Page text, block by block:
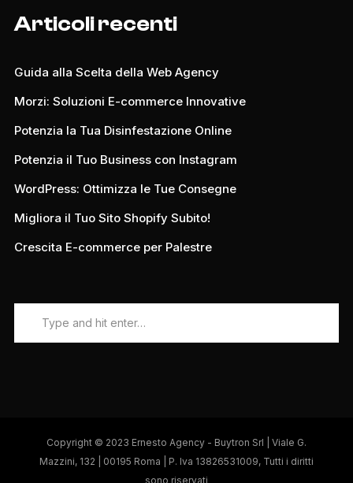
Articoli recenti
Guida alla Scelta della Web Agency
Morzi: Soluzioni E-commerce Innovative
Potenzia la Tua Disinfestazione Online
Potenzia il Tuo Business con Instagram
WordPress: Ottimizza le Tue Consegne
Migliora il Tuo Sito Shopify Subito!
Crescita E-commerce per Palestre
Copyright © 2023 Ernesto Agency - Buytron Srl | Viale G.
Mazzini, 132 | 00195 Roma | P. Iva 13826531009, Tutti i diritti
sono riservati